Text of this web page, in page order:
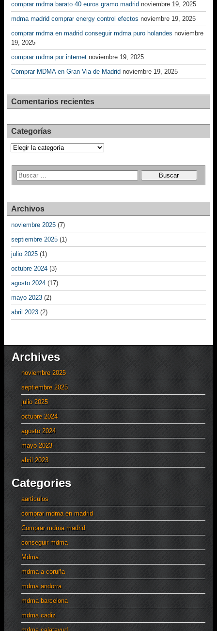
comprar mdma barato 40 euros gramo madrid noviembre 19, 2025
mdma madrid comprar energy control efectos noviembre 19, 2025
comprar mdma en madrid conseguir mdma puro holandes noviembre
19, 2025
comprar mdma por internet noviembre 19, 2025
Comprar MDMA en Gran Via de Madrid noviembre 19, 2025
Comentarios recientes
Categorías
Categorías
Archivos
noviembre 2025 (7)
septiembre 2025 (1)
julio 2025 (1)
octubre 2024 (3)
agosto 2024 (17)
mayo 2023 (2)
abril 2023 (2)
Archives
noviembre 2025
septiembre 2025
julio 2025
octubre 2024
agosto 2024
mayo 2023
abril 2023
Categories
aarticulos
comprar mdma en madrid
Comprar mdma madrid
conseguir mdma
Mdma
mdma a coruña
mdma andorra
mdma barcelona
mdma cadiz